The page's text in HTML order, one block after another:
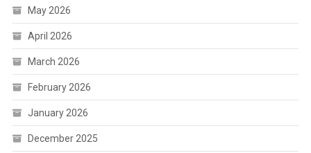
May 2026
April 2026
March 2026
February 2026
January 2026
December 2025